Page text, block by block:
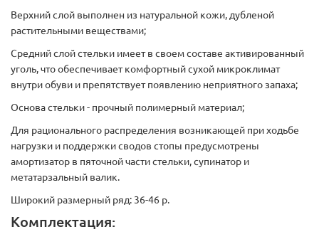
Верхний слой выполнен из натуральной кожи, дубленой
растительными веществами;
Средний слой стельки имеет в своем составе активированный
уголь, что обеспечивает комфортный сухой микроклимат
внутри обуви и препятствует появлению неприятного запаха;
Основа стельки - прочный полимерный материал;
Для рационального распределения возникающей при ходьбе
нагрузки и поддержки сводов стопы предусмотрены
амортизатор в пяточной части стельки, супинатор и
метатарзальный валик.
Широкий размерный ряд: 36-46 р.
Комплектация: